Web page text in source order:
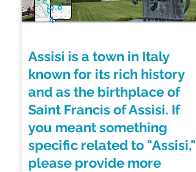
3.8
4
Assisi is a town in Italy
known for its rich history
and as the birthplace of
Saint Francis of Assisi. If
you meant something
specific related to "Assisi,"
please provide more